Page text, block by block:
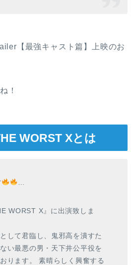
【最強キャスト篇】上映のお
！
WORST Xとは
WORST X』に出演致しま
して君臨し、鬼邪高を潰すた
い最悪の男・天下井公平役を
ります。 素晴らしく興奮する